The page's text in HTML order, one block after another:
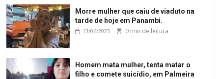
Morre mulher que caiu de viaduto na
tarde de hoje em Panambi.
13/06/2023 0 min de leitura
Homem mata mulher, tenta matar o
filho e comete suicídio, em Palmeira